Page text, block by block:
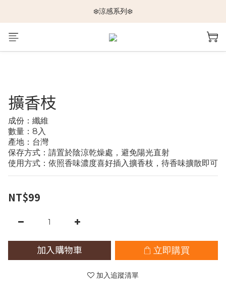
🆕新品上架🆕
❄️涼感系列❄️
🐕🐈推車挑選指南🐇🐤
擴香枝
成份：纖維
數量：8入
產地：台灣
保存方式：請置於陰涼乾燥處，避免陽光直射
使用方式：依照香味濃度喜好插入擴香枝，待香味擴散即可
NT$99
加入購物車 立即購買
加入追蹤清單